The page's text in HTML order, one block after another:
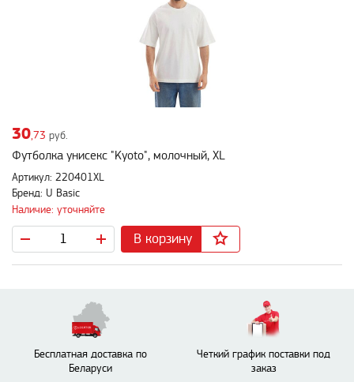
30,73 руб.
Футболка унисекс "Kyoto", молочный, XL
Артикул: 220401XL
Бренд: U Basic
Наличие: уточняйте
В корзину
Бесплатная доставка по
Беларуси
Четкий график поставки под
заказ